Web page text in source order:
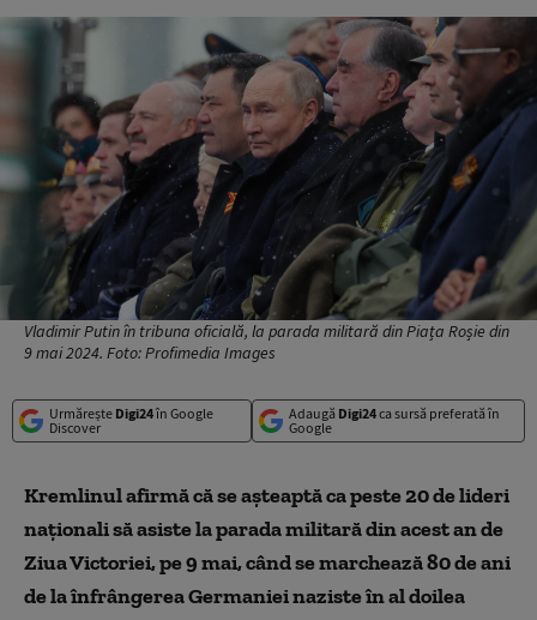
Vladimir Putin în tribuna oficială, la parada militară din Piața Roșie din
9 mai 2024. Foto: Profimedia Images
Urmărește Digi24în Google
Discover
Adaugă Digi24ca sursă preferată în
Google
Kremlinul afirmă că se aşteaptă ca peste 20 de lideri
naţionali să asiste la parada militară din acest an de
Ziua Victoriei, pe 9 mai, când se marchează 80 de ani
de la înfrângerea Germaniei naziste în al doilea